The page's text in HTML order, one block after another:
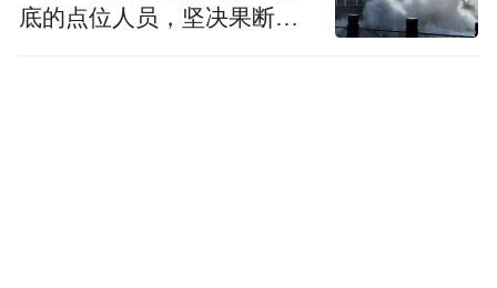
底的点位人员，坚决果断转